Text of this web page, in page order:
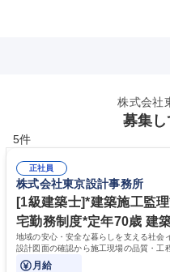
株式会社
募集し
5件
正社員
株式会社東京設計事務所
[1級建築士]*建築施工監
宅勤務制度*定年70歳 建
地域の安心・安全な暮らしを支える社会
設計図面の確認から施工現場の品質・工
技術で公共施設の完成を導きます。
月給